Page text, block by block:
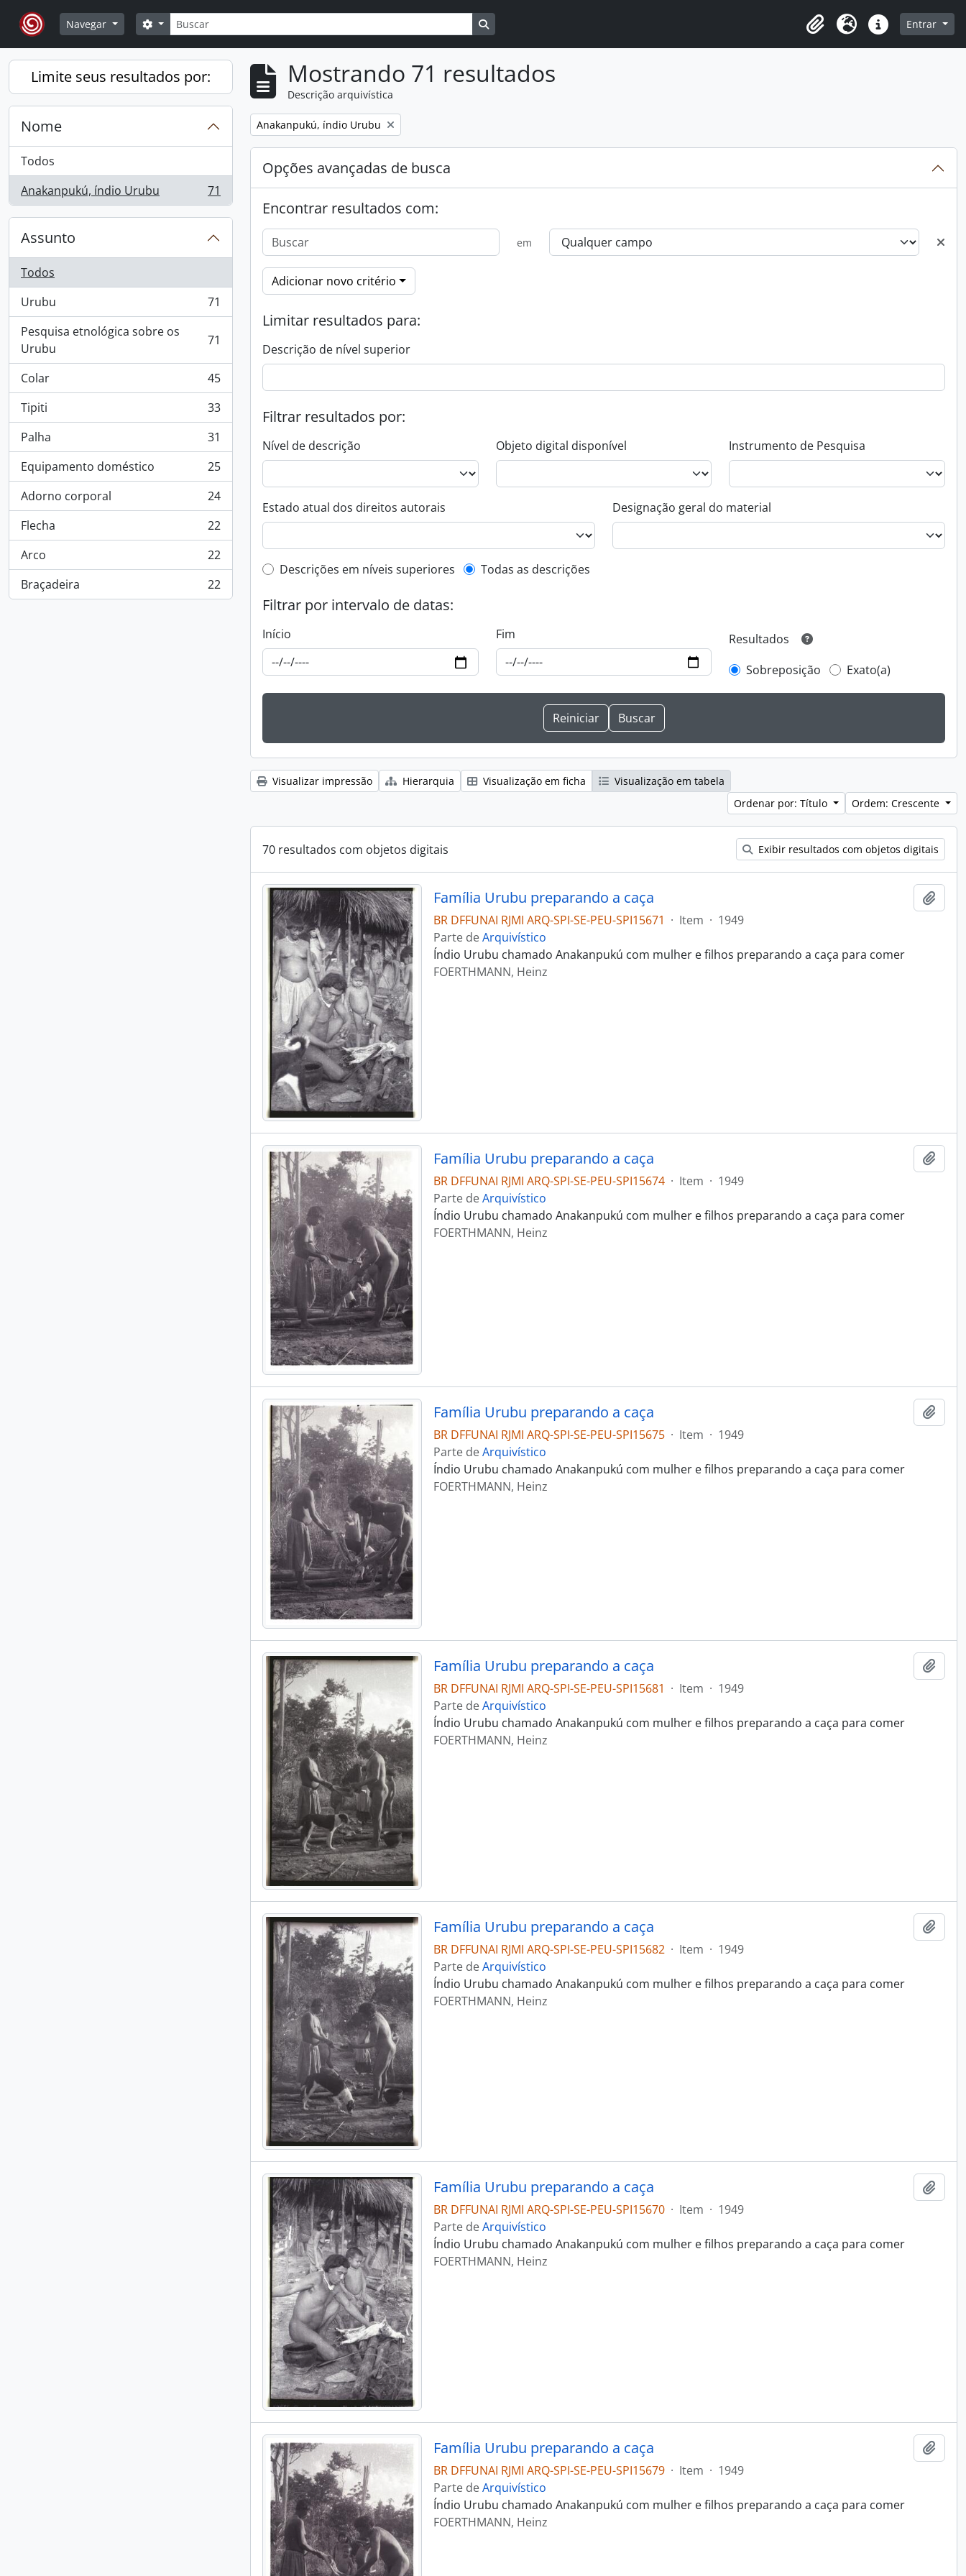
Skip to main content
Navegar
Buscar
Opções de busca
Área de Transferência
Idioma Atalhos Entrar
Limite seus resultados por:
Nome
Todos
Anakanpukú, índio Urubu
, 71 resultados 71
Assunto
Todos
Urubu
, 71 resultados
71
Pesquisa etnológica sobre os
Urubu
, 71 resultados 71
Colar
, 45 resultados
45
Tipiti
, 33 resultados
33
Palha
, 31 resultados
31
Equipamento doméstico
, 25 resultados
25
Adorno corporal
, 24 resultados
24
Flecha
, 22 resultados
22
Arco
, 22 resultados
22
Braçadeira
, 22 resultados 22
Mostrando 71 resultados
Descrição arquivística
Remover filtro:
Anakanpukú, índio Urubu
Opções avançadas de busca
Encontrar resultados com:
em
Adicionar novo critério
Limitar resultados para:
Descrição de nível superior
Filtrar resultados por:
Nível de descrição Objeto digital disponível Instrumento de Pesquisa
Estado atual dos direitos autorais Designação geral do material
Filtro de descrição de nível superior
Descrições em níveis superiores Todas as descrições
Filtrar por intervalo de datas:
Início Fim
Resultados
Sobreposição
Exato(a)
Visualizar impressão Hierarquia Visualização em ficha
Visualização em tabela
Ordenar por: Título
Ordem: Crescente
70 resultados com objetos digitais Exibir resultados com objetos digitais
Família Urubu preparando a caça
BR DFFUNAI RJMI ARQ-SPI-SE-PEU-SPI15671 · Item · 1949
Parte deArquivístico
Índio Urubu chamado Anakanpukú com mulher e filhos preparando a caça para comer
FOERTHMANN, Heinz
Família Urubu preparando a caça
BR DFFUNAI RJMI ARQ-SPI-SE-PEU-SPI15674 · Item · 1949
Parte deArquivístico
Índio Urubu chamado Anakanpukú com mulher e filhos preparando a caça para comer
FOERTHMANN, Heinz
Família Urubu preparando a caça
BR DFFUNAI RJMI ARQ-SPI-SE-PEU-SPI15675 · Item · 1949
Parte deArquivístico
Índio Urubu chamado Anakanpukú com mulher e filhos preparando a caça para comer
FOERTHMANN, Heinz
Família Urubu preparando a caça
BR DFFUNAI RJMI ARQ-SPI-SE-PEU-SPI15681 · Item · 1949
Parte deArquivístico
Índio Urubu chamado Anakanpukú com mulher e filhos preparando a caça para comer
FOERTHMANN, Heinz
Família Urubu preparando a caça
BR DFFUNAI RJMI ARQ-SPI-SE-PEU-SPI15682 · Item · 1949
Parte deArquivístico
Índio Urubu chamado Anakanpukú com mulher e filhos preparando a caça para comer
FOERTHMANN, Heinz
Família Urubu preparando a caça
BR DFFUNAI RJMI ARQ-SPI-SE-PEU-SPI15670 · Item · 1949
Parte deArquivístico
Índio Urubu chamado Anakanpukú com mulher e filhos preparando a caça para comer
FOERTHMANN, Heinz
Família Urubu preparando a caça
BR DFFUNAI RJMI ARQ-SPI-SE-PEU-SPI15679 · Item · 1949
Parte deArquivístico
Índio Urubu chamado Anakanpukú com mulher e filhos preparando a caça para comer
FOERTHMANN, Heinz